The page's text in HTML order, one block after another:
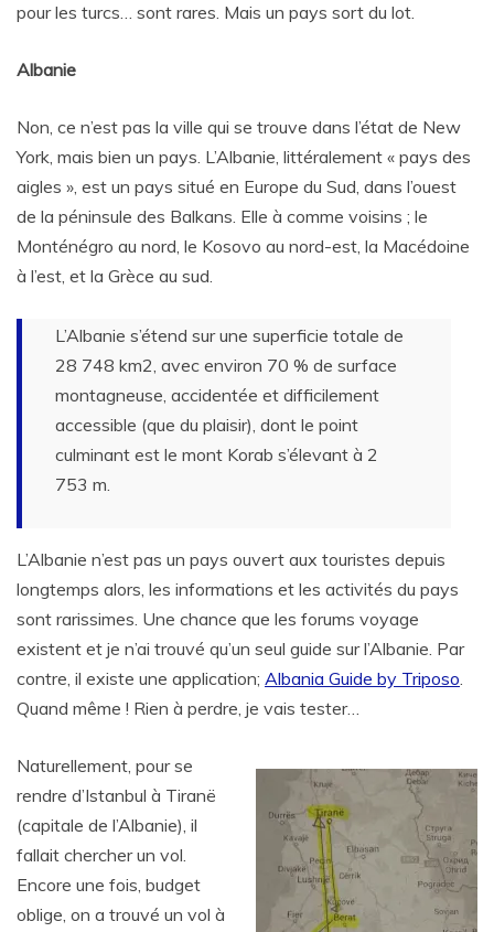
pour les turcs… sont rares. Mais un pays sort du lot.
Albanie
Non, ce n’est pas la ville qui se trouve dans l’état de New
York, mais bien un pays. L’Albanie, littéralement « pays des
aigles », est un pays situé en Europe du Sud, dans l’ouest
de la péninsule des Balkans. Elle à comme voisins ; le
Monténégro au nord, le Kosovo au nord-est, la Macédoine
à l’est, et la Grèce au sud.
L’Albanie s’étend sur une superficie totale de
28 748 km2, avec environ 70 % de surface
montagneuse, accidentée et difficilement
accessible (que du plaisir), dont le point
culminant est le mont Korab s’élevant à 2
753 m.
L’Albanie n’est pas un pays ouvert aux touristes depuis
longtemps alors, les informations et les activités du pays
sont rarissimes. Une chance que les forums voyage
existent et je n’ai trouvé qu’un seul guide sur l’Albanie. Par
contre, il existe une application; Albania Guide by Triposo.
Quand même ! Rien à perdre, je vais tester…
Naturellement, pour se
rendre d’Istanbul à Tiranë
(capitale de l’Albanie), il
fallait chercher un vol.
Encore une fois, budget
oblige, on a trouvé un vol à